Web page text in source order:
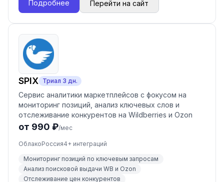
Подробнее Перейти на сайт
SPIX Триал 3 дн.
Сервис аналитики маркетплейсов с фокусом на
мониторинг позиций, анализ ключевых слов и
отслеживание конкурентов на Wildberries и Ozon
от 990 ₽/мес
ОблакоРоссия4+ интеграций
Мониторинг позиций по ключевым запросам
Анализ поисковой выдачи WB и Ozon
Отслеживание цен конкурентов